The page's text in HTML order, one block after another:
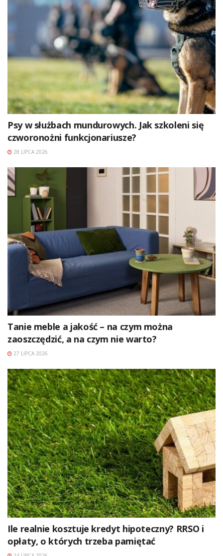
Psy w służbach mundurowych. Jak szkoleni się
czworonożni funkcjonariusze?
28 LIPCA 2026
Tanie meble a jakość – na czym można
zaoszczędzić, a na czym nie warto?
27 LIPCA 2026
Ile realnie kosztuje kredyt hipoteczny? RRSO i
opłaty, o których trzeba pamiętać